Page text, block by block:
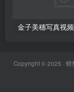
金子美穗写真视频
Copyright © 2025 · 螃